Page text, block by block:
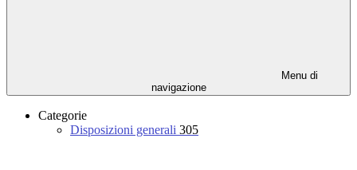
Menu di
navigazione
Categorie
Disposizioni generali 305